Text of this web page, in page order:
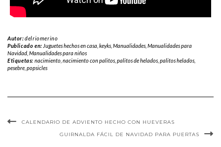
Autor:delriomerino
Publicado en: Juguetes hechos en casa ,keyks ,Manualidades ,Manualidades para
Navidad Manualidades para niños
Etiquetas: nacimiento, nacimiento con palitos, palitos de helados, palitos helados,
pesebre popsicles
CALENDARIO DE ADVIENTO HECHO CON HUEVERAS
GUIRNALDA FÁCIL DE NAVIDAD PARA PUERTAS